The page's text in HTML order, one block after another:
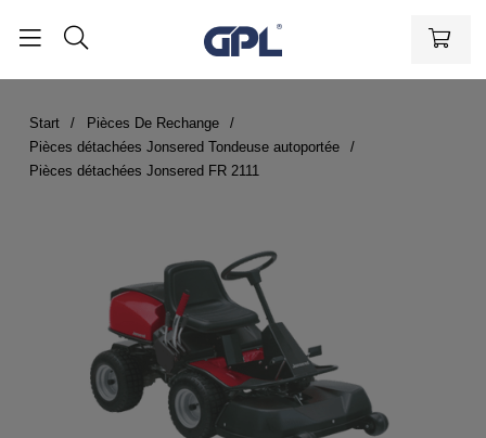
Start
Pièces De Rechange
Pièces détachées Jonsered Tondeuse autoportée
Pièces détachées Jonsered FR 2111